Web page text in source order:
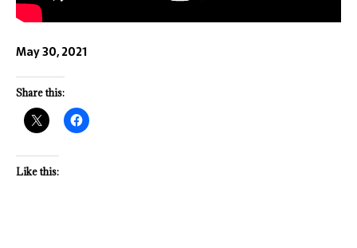
May 30, 2021
Share this:
Like this: